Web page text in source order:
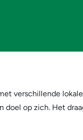
verschillende
doel op zich. Het